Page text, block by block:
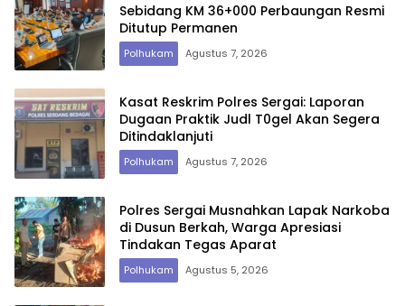
Sebidang KM 36+000 Perbaungan Resmi
Ditutup Permanen
Polhukam Agustus 7, 2026
Kasat Reskrim Polres Sergai: Laporan
Dugaan Praktik Judl T0gel Akan Segera
Ditindaklanjuti
Polhukam Agustus 7, 2026
Polres Sergai Musnahkan Lapak Narkoba
di Dusun Berkah, Warga Apresiasi
Tindakan Tegas Aparat
Polhukam Agustus 5, 2026